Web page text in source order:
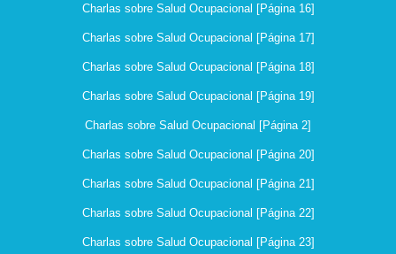
Charlas sobre Salud Ocupacional [Página 16]
Charlas sobre Salud Ocupacional [Página 17]
Charlas sobre Salud Ocupacional [Página 18]
Charlas sobre Salud Ocupacional [Página 19]
Charlas sobre Salud Ocupacional [Página 2]
Charlas sobre Salud Ocupacional [Página 20]
Charlas sobre Salud Ocupacional [Página 21]
Charlas sobre Salud Ocupacional [Página 22]
Charlas sobre Salud Ocupacional [Página 23]